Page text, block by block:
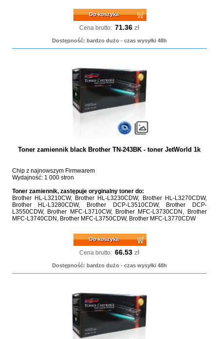
Do koszyka
Cena brutto: 71.36 zł
Dostępność: bardzo dużo - czas wysyłki 48h
Toner zamiennik black Brother TN-243BK - toner JetWorld 1k
Chip z najnowszym Firmwarem
Wydajność: 1 000 stron
Toner zamiennik, zastępuje oryginalny toner do:
Brother HL-L3210CW, Brother HL-L3230CDW, Brother HL-L3270CDW,
Brother HL-L3280CDW, Brother DCP-L3510CDW, Brother DCP-
L3550CDW, Brother MFC-L3710CW, Brother MFC-L3730CDN, Brother
MFC-L3740CDN, Brother MFC-L3750CDW, Brother MFC-L3770CDW
Do koszyka
Cena brutto: 66.53 zł
Dostępność: bardzo dużo - czas wysyłki 48h